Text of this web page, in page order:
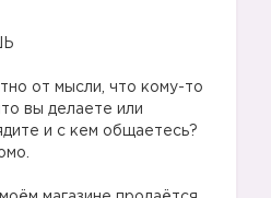
от мысли, что кому-то
вы делаете или
и с кем общаетесь?